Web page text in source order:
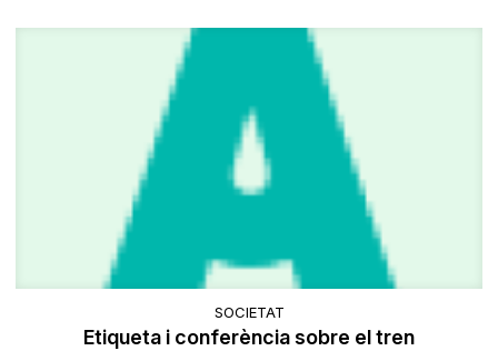
SOCIETAT
Etiqueta i conferència sobre el tren